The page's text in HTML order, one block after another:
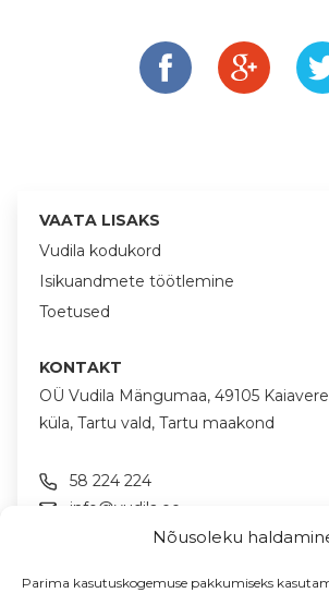
Nõusoleku
Parima kasutuskogemuse pakkumiseks
VAATA LISAKS
Vudila kodukord
Isikuandmete töötlemine
Toetused
KONTAKT
OÜ Vudila Mängumaa, 49105 Kaiavere
küla, Tartu vald, Tartu maakond
58 224 224
info@vudila.ee